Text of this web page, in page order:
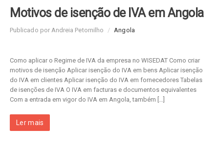
Motivos de isenção de IVA em Angola
Publicado por Andreia Petornilho / Angola
Como aplicar o Regime de IVA da empresa no WISEDAT Como criar
motivos de isenção Aplicar isenção do IVA em bens Aplicar isenção
do IVA em clientes Aplicar isenção do IVA em fornecedores Tabelas
de isenções de IVA O IVA em facturas e documentos equivalentes
Com a entrada em vigor do IVA em Angola, também […]
Ler mais